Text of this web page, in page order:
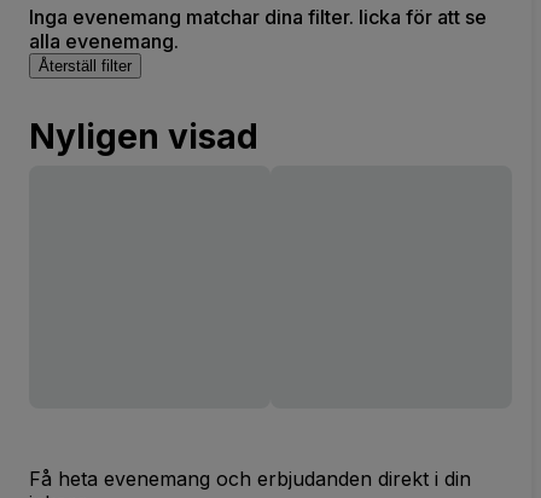
Inga evenemang matchar dina filter. licka för att se
alla evenemang.
Återställ filter
Nyligen visad
Få heta evenemang och erbjudanden direkt i din